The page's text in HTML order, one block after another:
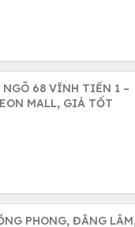
68 VĨNH TIẾN 1 –
MALL, GIÁ TỐT
PHONG, ĐẰNG